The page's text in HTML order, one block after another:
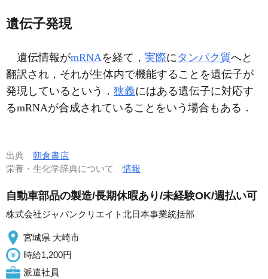
遺伝子発現
遺伝情報がmRNA を経て， 実際に タンパク質へと
翻訳され，それが生体内で機能することを遺伝子が
発現しているという． 狭義にはある遺伝子に対応す
るmRNAが合成されていることをいう場合もある．
出典 朝倉書店
栄養・生化学辞典について情報
自動車部品の製造/長期休暇あり/未経験OK/週払い可
株式会社ジャパンクリエイト北日本事業統括部
宮城県 大崎市
時給1,200円
派遣社員